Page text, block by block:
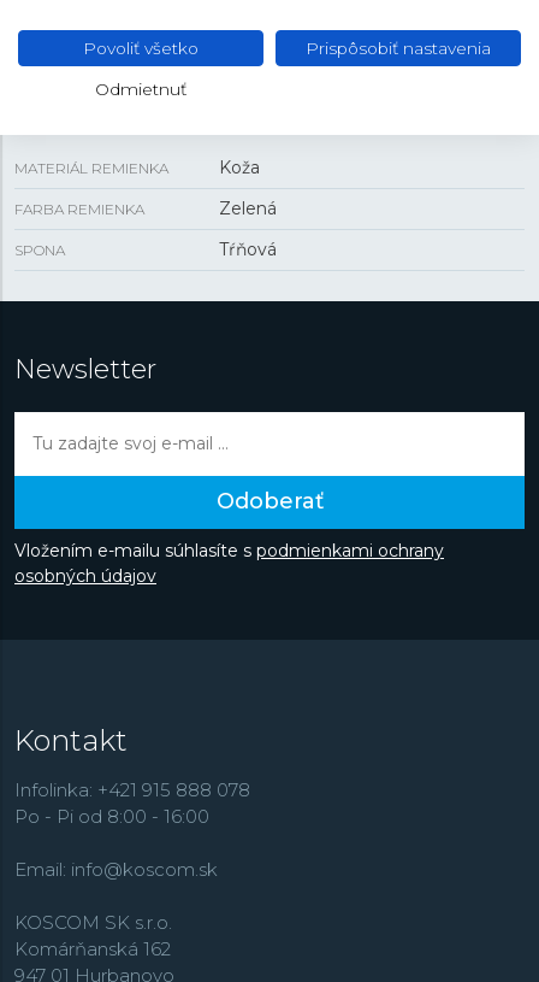
PUZDRO 35 mm
MATERIÁL REMIENKA Koža
FARBA REMIENKA Zelená
SPONA Tŕňová
Newsletter
Odoberať
Vložením e-mailu súhlasíte s podmienkami ochrany
osobných údajov
Kontakt
Infolinka: +421 915 888 078
Po - Pi od 8:00 - 16:00
Email: info@koscom.sk
KOSCOM SK s.r.o.
Komárňanská 162
947 01 Hurbanovo
Povoliť všetko Prispôsobiť nastavenia
Odmietnuť